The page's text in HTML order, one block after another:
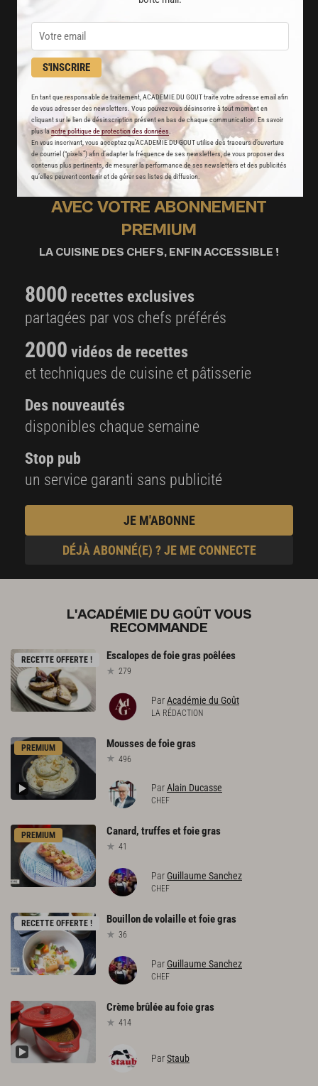
S'INSCRIRE
En tant que responsable de traitement, ACADEMIE DU GOUT traite votre adresse email afin
de vous adresser des newsletters. Vous pouvez vous désinscrire à tout moment en
cliquant sur le lien de désinscription présent en bas de chaque communication. En savoir
plus lanotre politique de protection des données
En vous inscrivant, vous acceptez qu'ACADEMIE DU GOUT utilise des traceurs d’ouverture
de courriel (“pixels”) afin d’adapter la fréquence de ses newsletters, de vous proposer des
contenus plus pertinents, de mesurer la performance de ses newsletters et des publicités
qu’elles peuvent contenir et de gérer ses listes de diffusion.
AVEC VOTRE ABONNEMENT
PREMIUM
LA CUISINE DES CHEFS, ENFIN ACCESSIBLE !
8000 recettes exclusives
partagées par vos chefs préférés
2000 vidéos de recettes
et techniques de cuisine et pâtisserie
Des nouveautés
disponibles chaque semaine
Stop pub
un service garanti sans publicité
JE M'ABONNE
DÉJÀ ABONNÉ(E) ? JE ME CONNECTE
L'ACADÉMIE DU GOÛT VOUS
RECOMMANDE
RECETTE OFFERTE ! Escalopesdefoiegraspoêlées
279
ParAcadémie du Goût
LA RÉDACTION
PREMIUM Moussesdefoiegras
496
ParAlain Ducasse
CHEF
PREMIUM Canard, truffesetfoiegras
41
ParGuillaume Sanchez
CHEF
RECETTE OFFERTE ! Bouillondevolailleetfoiegras
36
ParGuillaume Sanchez
CHEF
Crème brûléeaufoiegras
414
ParStaub